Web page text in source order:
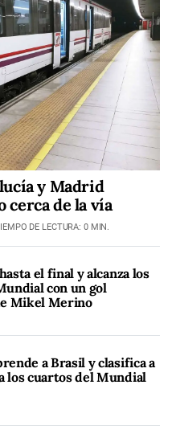
y Madrid
cerca de la vía
DE LECTURA: 0 MIN.
el final y alcanza los
con un gol
Mikel Merino
a Brasil y clasifica a
los cuartos del Mundial